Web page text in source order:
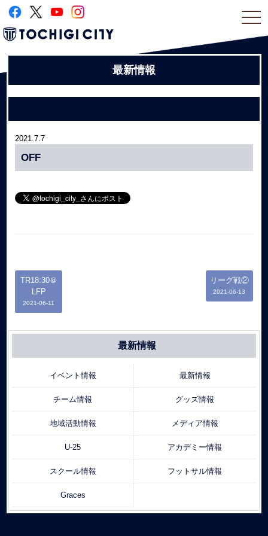
最新情報
2021.7.7
OFF
TR18:30＠
LFP
2021-06-11
リーグ戦②
2021-06-13
最新情報
イベント情報 最新情報
チーム情報 グッズ情報
地域活動情報 メディア情報
U-25 アカデミー情報
スクール情報 フットサル情報
Graces